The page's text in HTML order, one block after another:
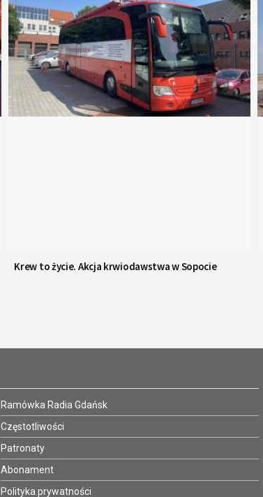
Krew to życie. Akcja krwiodawstwa w Sopocie
Ramówka Radia Gdańsk
Częstotliwości
Patronaty
Abonament
Polityka prywatności